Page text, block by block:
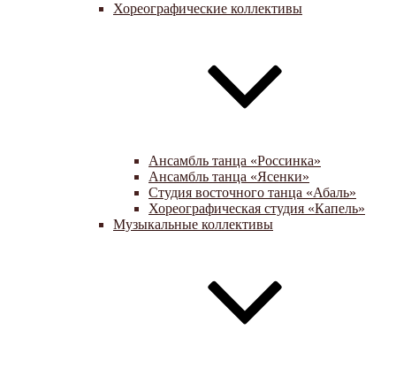
Хореографические коллективы
Ансамбль танца «Россинка»
Ансамбль танца «Ясенки»
Студия восточного танца «Абаль»
Хореографическая студия «Капель»
Музыкальные коллективы